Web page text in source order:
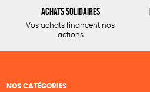
Achats solidaires
Vos achats financent nos
actions
NOS CATÉGORIES